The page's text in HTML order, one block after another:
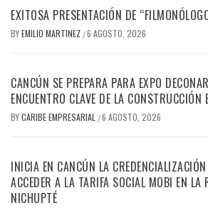
EXITOSA PRESENTACIÓN DE
BYEMILIO MARTINEZ /6 AGOSTO, 2026
CANCÚN SE PREPARA PARA EXPO
ENCUENTRO CLAVE DE LA CONSTRUCCIÓN
BYCARIBE EMPRESARIAL /6 AGOSTO, 2026
INICIA EN CANCÚN LA
ACCEDER A LA TARIFA SOCIAL MOBI EN LA
NICHUPTÉ